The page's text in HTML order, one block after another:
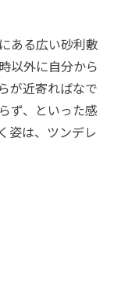
ある広い砂利敷
以外に自分から
が近寄ればなで
ず、といった感
姿は、ツンデレ